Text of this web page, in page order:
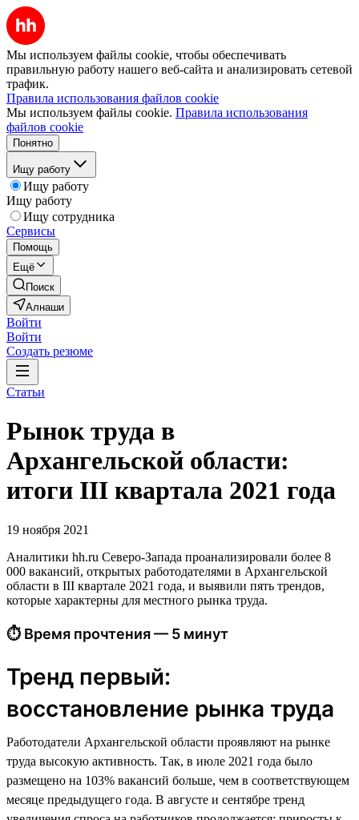
Мы используем файлы cookie, чтобы обеспечивать
правильную работу нашего веб-сайта и анализировать сетевой
трафик.
Правила использования файлов cookie
Мы используем файлы cookie. Правила использования
файлов cookie
Понятно
Ищу работу
Ищу работу
Ищу работу
Ищу сотрудника
Сервисы
Помощь
Ещё
Поиск
Алнаши
Войти
Войти
Создать резюме
Статьи
Рынок труда в
Архангельской области:
итоги III квартала 2021 года
19 ноября 2021
Аналитики hh.ru Северо-Запада проанализировали более 8
000 вакансий, открытых работодателями в Архангельской
области в III квартале 2021 года, и выявили пять трендов,
которые характерны для местного рынка труда.
⏱ Время прочтения — 5 минут
Тренд первый:
восстановление рынка труда
Работодатели Архангельской области проявляют на рынке
труда высокую активность. Так, в июле 2021 года было
размещено на 103% вакансий больше, чем в соответствующем
месяце предыдущего года. В августе и сентябре тренд